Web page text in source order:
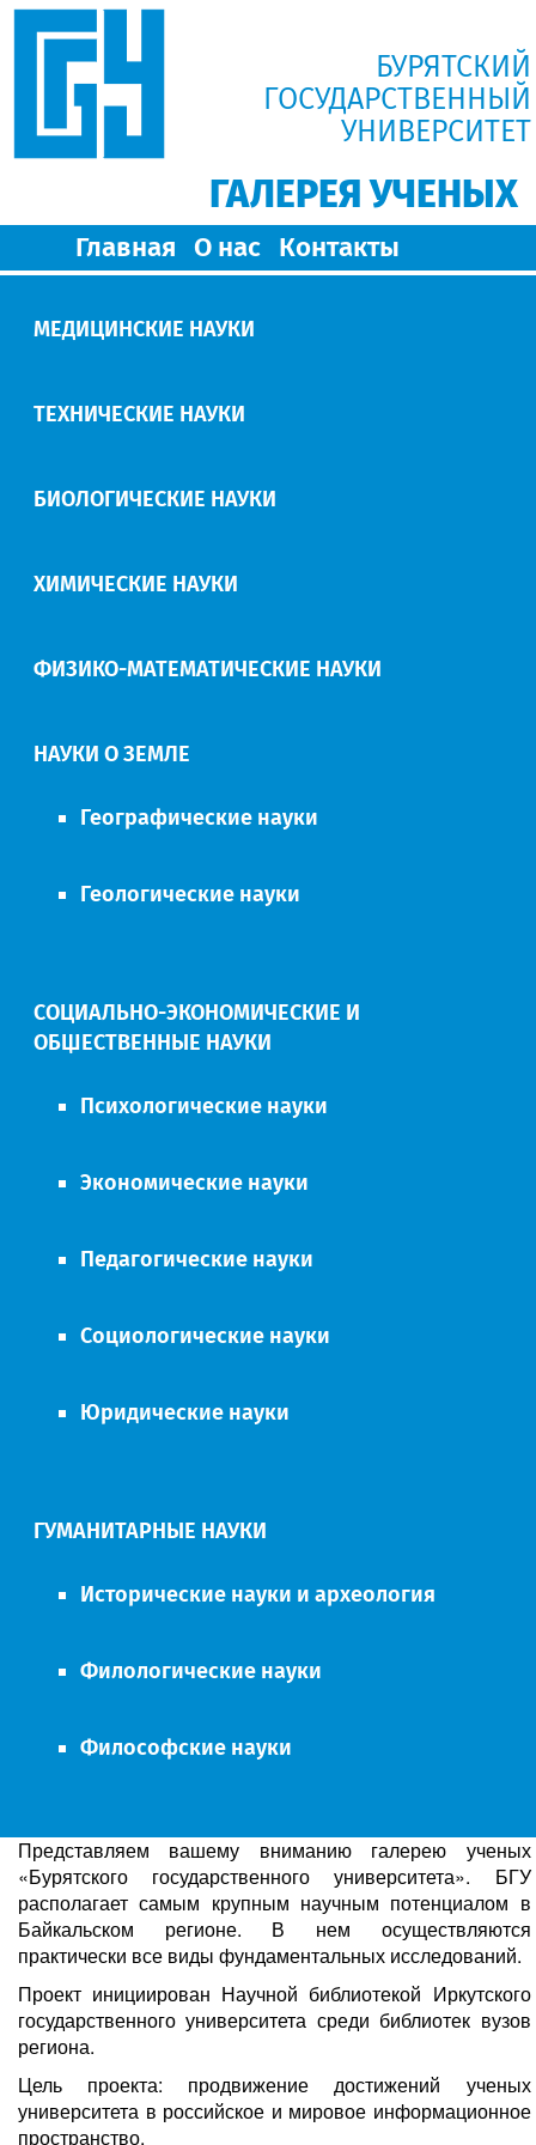
БУРЯТСКИЙ
ГОСУДАРСТВЕННЫЙ
УНИВЕРСИТЕТ
ГАЛЕРЕЯ УЧЕНЫХ
Главная О нас Контакты
МЕДИЦИНСКИЕ НАУКИ
ТЕХНИЧЕСКИЕ НАУКИ
БИОЛОГИЧЕСКИЕ НАУКИ
ХИМИЧЕСКИЕ НАУКИ
ФИЗИКО-МАТЕМАТИЧЕСКИЕ НАУКИ
НАУКИ О ЗЕМЛЕ
Географические науки
Геологические науки
СОЦИАЛЬНО-ЭКОНОМИЧЕСКИЕ И
ОБЩЕСТВЕННЫЕ НАУКИ
Психологические науки
Экономические науки
Педагогические науки
Социологические науки
Юридические науки
ГУМАНИТАРНЫЕ НАУКИ
Исторические науки и археология
Филологические науки
Философские науки
Представляем вашему вниманию галерею ученых
«Бурятского государственного университета». БГУ
располагает самым крупным научным потенциалом в
Байкальском регионе. В нем осуществляются
практически все виды фундаментальных исследований.
Проект инициирован Научной библиотекой Иркутского
государственного университета среди библиотек вузов
региона.
Цель проекта: продвижение достижений ученых
университета в российское и мировое информационное
пространство.